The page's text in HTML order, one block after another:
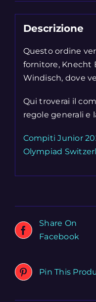
Descrizione
Questo ordine
fornitore, Knecht
Windisch, dove
Qui troverai il
regole generali e
Compiti Junior
Olympiad
Share On
Facebook
Pin This